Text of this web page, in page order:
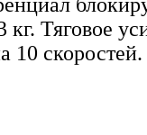
кг. Тяговое